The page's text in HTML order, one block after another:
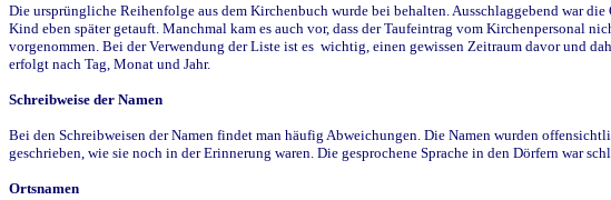
Die ursprüngliche Reihenfolge aus dem Kirchenbuch wurde bei behalten. Ausschlaggebend war
Kind eben später getauft. Manchmal kam es auch vor, dass der Taufeintrag vom Kirchenpersonal
vorgenommen. Bei der Verwendung der Liste ist es wichtig, einen gewissen Zeitraum davor und
erfolgt nach Tag, Monat und Jahr.
Schreibweise der Namen
Bei den Schreibweisen der Namen findet man häufig Abweichungen. Die Namen wurden
geschrieben, wie sie noch in der Erinnerung waren. Die gesprochene Sprache in den Dörfern war
Ortsnamen